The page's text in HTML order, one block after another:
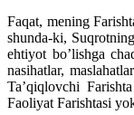
Faqat, mening
shunda-ki,
ehtiyot bo’lishga
nasihatlar,
Ta’qiqlovchi
Faoliyat Farishtasi